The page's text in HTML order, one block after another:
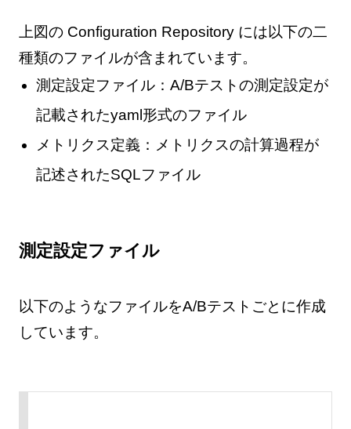
上図の Configuration Repository には以下の二
種類のファイルが含まれています。
測定設定ファイル：A/Bテストの測定設定が
記載されたyaml形式のファイル
メトリクス定義：メトリクスの計算過程が
記述されたSQLファイル
測定設定ファイル
以下のようなファイルをA/Bテストごとに作成
しています。